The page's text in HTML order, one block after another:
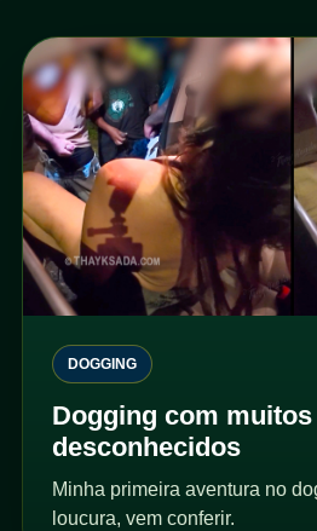
DOGGING
Dogging com muitos
desconhecidos
Minha primeira aventura no
loucura, vem conferir.